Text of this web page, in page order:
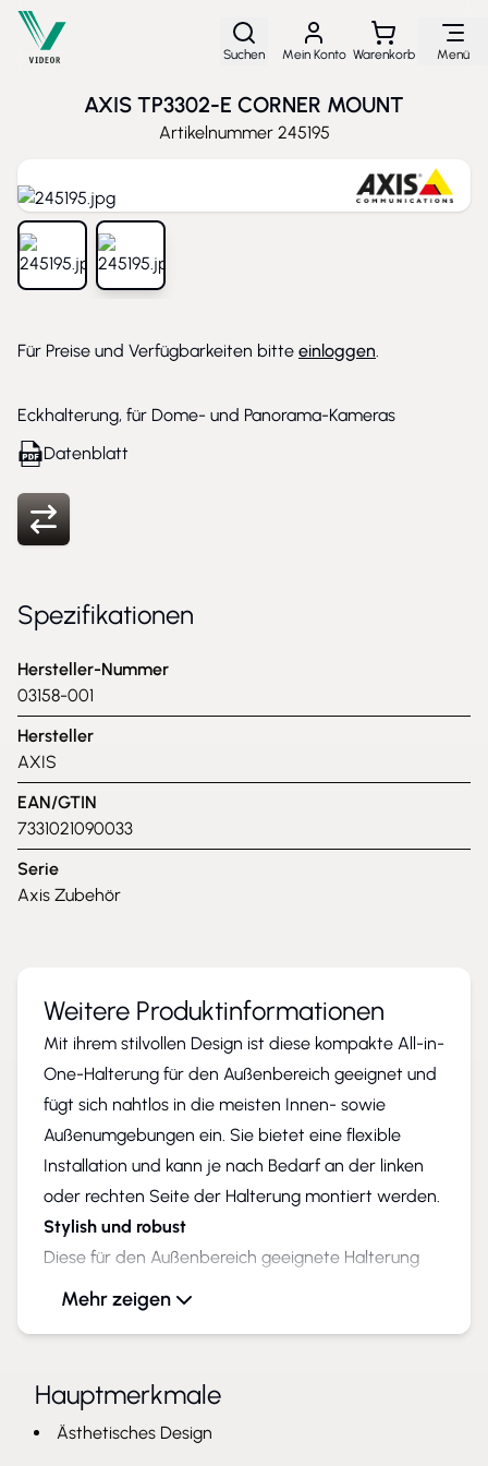
Direkt zum Inhalt
Suchen Mein Konto Warenkorb Menü
AXIS TP3302-E CORNER MOUNT
Artikelnummer 245195
Eckhalterung, für Dome- und Panorama-Kameras
Für Preise und Verfügbarkeiten bitte einloggen.
Datenblatt
View larger image
Spezifikationen
Hersteller-Nummer
03158-001
Hersteller
AXIS
EAN/GTIN
7331021090033
Serie
Axis Zubehör
Weitere Produktinformationen
Mit ihrem stilvollen Design ist diese kompakte All-in-
One-Halterung für den Außenbereich geeignet und
fügt sich nahtlos in die meisten Innen- sowie
Außenumgebungen ein. Sie bietet eine flexible
Installation und kann je nach Bedarf an der linken
oder rechten Seite der Halterung montiert werden.
Stylish und robust
Diese für den Außenbereich geeignete Halterung
hält Stößen und rauem Wetter stand und ist ideal
für eine Vielzahl von Innen- und Außenbereichen
perfekt in die meisten Gebäude ein und kann
problemlos neu gestrichen werden. Diese vielseitige
Montagehalterung lässt sich umdrehen, sodass eine
Mehr zeigen
Hauptmerkmale
Ästhetisches Design